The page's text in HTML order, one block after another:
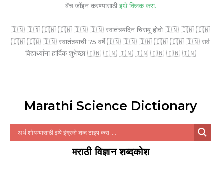
बॅच जॉइन करण्यासाठी इथे क्लिक करा.
🇮🇳 🇮🇳 🇮🇳 🇮🇳 🇮🇳 🇮🇳 स्वातंत्र्यदिन चिरायू होवो 🇮🇳 🇮🇳 🇮🇳
🇮🇳 🇮🇳 🇮🇳 स्वातंत्र्याची 75 वर्षे 🇮🇳 🇮🇳 🇮🇳 🇮🇳 🇮🇳 🇮🇳 सर्व
विद्यार्थ्यांना हार्दिक शुभेच्छा 🇮🇳 🇮🇳 🇮🇳 🇮🇳 🇮🇳 🇮🇳 🇮🇳
Marathi Science Dictionary
मराठी विज्ञान शब्दकोश